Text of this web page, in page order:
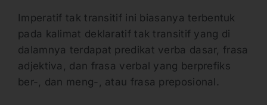
Imperatif tak transitif ini biasanya terbentuk
pada kalimat deklaratif tak transitif yang di
dalamnya terdapat predikat verba dasar, frasa
adjektiva, dan frasa verbal yang berprefiks
ber-, dan meng-, atau frasa preposional.